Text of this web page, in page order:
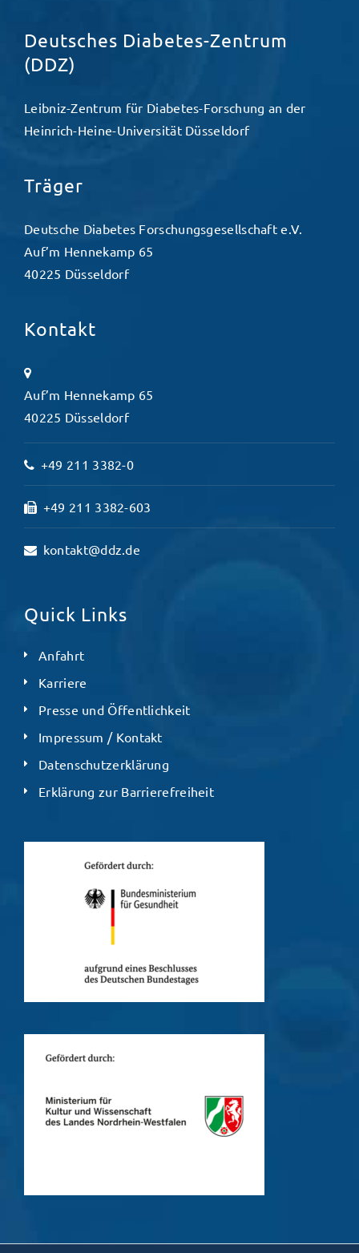
Deutsches Diabetes-Zentrum
(DDZ)
Leibniz-Zentrum für Diabetes-Forschung an der
Heinrich-Heine-Universität Düsseldorf
Träger
Deutsche Diabetes Forschungsgesellschaft e.V.
Auf’m Hennekamp 65
40225 Düsseldorf
Kontakt
Auf’m Hennekamp 65
40225 Düsseldorf
+49 211 3382-0
+49 211 3382-603
kontakt@ddz.de
Quick Links
Anfahrt
Karriere
Presse und Öffentlichkeit
Impressum / Kontakt
Datenschutzerklärung
Erklärung zur Barrierefreiheit